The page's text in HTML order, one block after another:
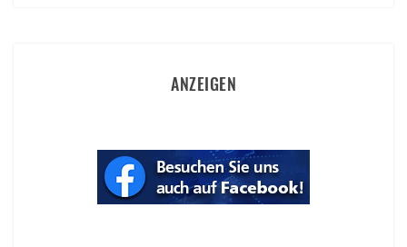
ANZEIGEN